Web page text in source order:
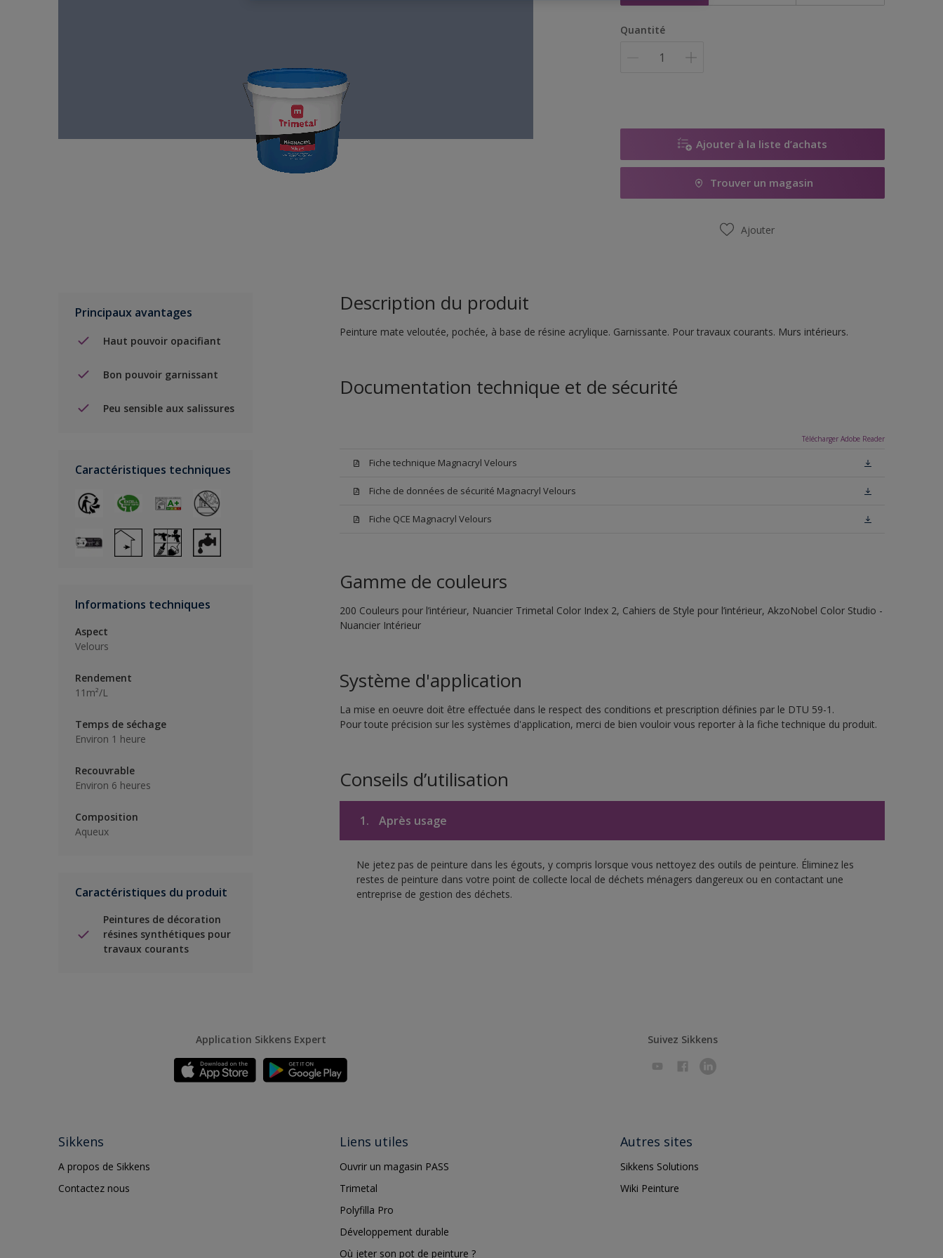
Quantité
Ajouter à la liste d’achats
Trouver un magasin
Ajouter
Principaux avantages
Haut pouvoir opacifiant
Bon pouvoir garnissant
Peu sensible aux salissures
Caractéristiques techniques
Informations techniques
Aspect
Velours
Rendement
11m²/L
Temps de séchage
Environ 1 heure
Recouvrable
Environ 6 heures
Composition
Aqueux
Caractéristiques du produit
Peintures de décoration
résines synthétiques pour
travaux courants
Description du produit
Peinture mate veloutée, pochée, à base de résine acrylique. Garnissante. Pour travaux courants. Murs intérieurs.
Documentation technique et de sécurité
Télécharger Adobe Reader
Fiche technique Magnacryl Velours
Fiche de données de sécurité Magnacryl Velours
Fiche QCE Magnacryl Velours
Gamme de couleurs
200 Couleurs pour l’intérieur, Nuancier Trimetal Color Index 2, Cahiers de Style pour l’intérieur, AkzoNobel Color Studio -
Nuancier Intérieur
Système d'application
La mise en oeuvre doit être effectuée dans le respect des conditions et prescription définies par le DTU 59-1.
Pour toute précision sur les systèmes d'application, merci de bien vouloir vous reporter à la fiche technique du produit.
Conseils d’utilisation
1. Après usage
Ne jetez pas de peinture dans les égouts, y compris lorsque vous nettoyez des outils de peinture. Éliminez les
restes de peinture dans votre point de collecte local de déchets ménagers dangereux ou en contactant une
entreprise de gestion des déchets.
Application Sikkens Expert Suivez Sikkens
Sikkens
A propos de Sikkens
Contactez nous
Liens utiles
Ouvrir un magasin PASS
Trimetal
Polyfilla Pro
Développement durable
Où jeter son pot de peinture ?
Autres sites
Sikkens Solutions
Wiki Peinture